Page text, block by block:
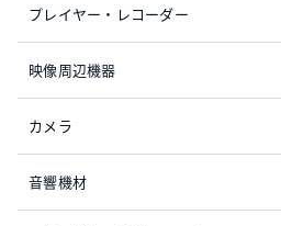
プレイヤー・レコーダー
映像周辺機器
カメラ
音響機材